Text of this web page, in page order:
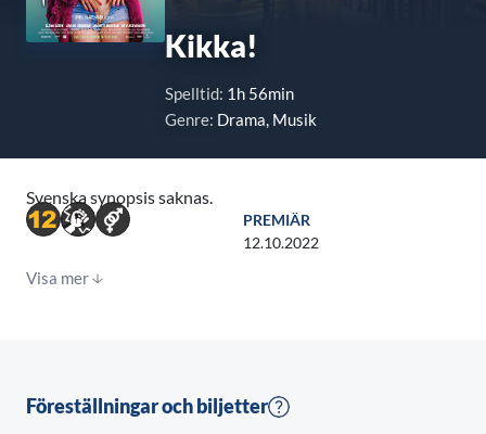
Kikka!
Spelltid: 1h 56min
Genre: Drama, Musik
Svenska synopsis saknas.
PREMIÄR
12.10.2022
Visa mer
Föreställningar och biljetter